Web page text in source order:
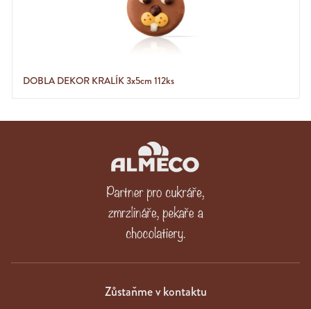
DOBLA DEKOR KRALÍK 3x5cm 112ks
Zůstaňme v kontaktu